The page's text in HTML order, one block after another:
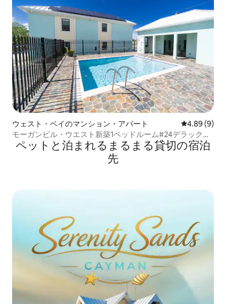
ウェスト・ベイのマンション・アパート レビュー9件
4.89 (9)
モーガンビル・ウエスト新築1ベッドルーム#24デラックス
アパート
ペットと泊まれるまるまる貸切の宿泊
先